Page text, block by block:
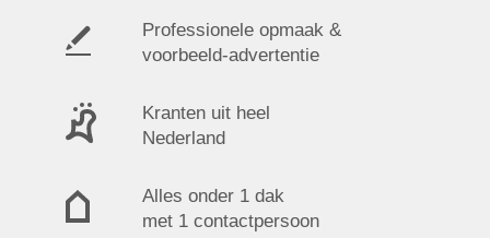
Professionele opmaak &
voorbeeld-advertentie
Kranten uit heel
Nederland
Alles onder 1 dak
met 1 contactpersoon